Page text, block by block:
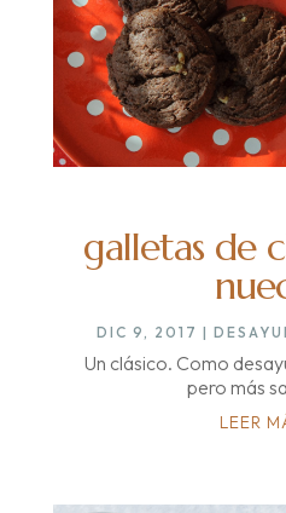
galletas de
DIC 9, 2017 |
Un clásico. Como
pero más
LEER